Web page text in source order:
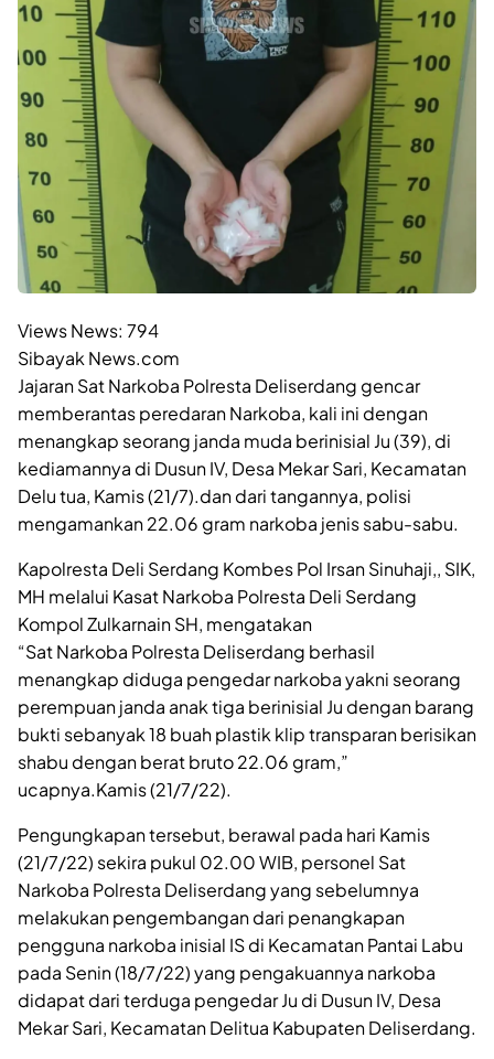
Views News: 794
Sibayak News.com
Jajaran Sat Narkoba Polresta Deliserdang gencar
memberantas peredaran Narkoba, kali ini dengan
menangkap seorang janda muda berinisial Ju (39), di
kediamannya di Dusun IV, Desa Mekar Sari, Kecamatan
Delu tua, Kamis (21/7).dan dari tangannya, polisi
mengamankan 22.06 gram narkoba jenis sabu-sabu.
Kapolresta Deli Serdang Kombes Pol Irsan Sinuhaji,, SIK,
MH melalui Kasat Narkoba Polresta Deli Serdang
Kompol Zulkarnain SH, mengatakan
“Sat Narkoba Polresta Deliserdang berhasil
menangkap diduga pengedar narkoba yakni seorang
perempuan janda anak tiga berinisial Ju dengan barang
bukti sebanyak 18 buah plastik klip transparan berisikan
shabu dengan berat bruto 22.06 gram,”
ucapnya.Kamis (21/7/22).
Pengungkapan tersebut, berawal pada hari Kamis
(21/7/22) sekira pukul 02.00 WIB, personel Sat
Narkoba Polresta Deliserdang yang sebelumnya
melakukan pengembangan dari penangkapan
pengguna narkoba inisial IS di Kecamatan Pantai Labu
pada Senin (18/7/22) yang pengakuannya narkoba
didapat dari terduga pengedar Ju di Dusun IV, Desa
Mekar Sari, Kecamatan Delitua Kabupaten Deliserdang.